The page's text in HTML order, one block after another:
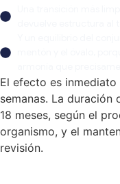
El efecto es
semanas. La
18 meses, según el
organismo, y el
revisión.